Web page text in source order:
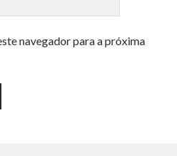
navegador para a próxima